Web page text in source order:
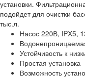
установки.
подойдет для очистки
тыс.л.
Насос 220В, IPX5,
Устойчивость к
Простая установка
Возможность